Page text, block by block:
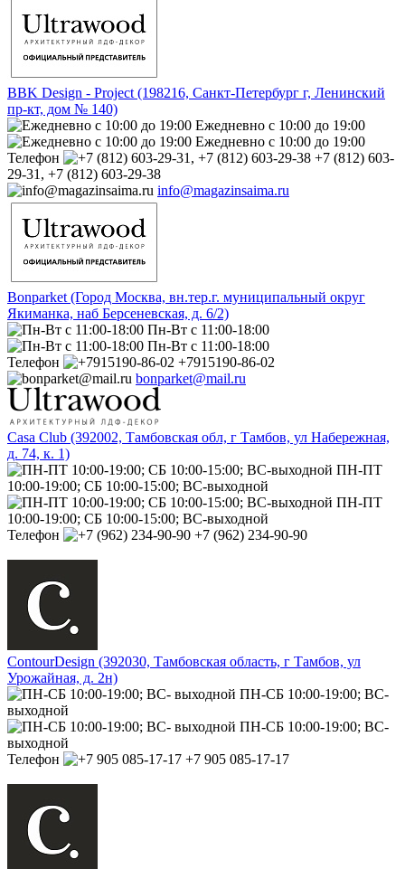
BBK Design - Project (198216, Санкт-Петербург г, Ленинский
пр-кт, дом № 140)
Ежедневно с 10:00 до 19:00
Ежедневно с 10:00 до 19:00
Телефон
+7 (812) 603-
29-31, +7 (812) 603-29-38
info@magazinsaima.ru
Bonparket (Город Москва, вн.тер.г. муниципальный округ
Якиманка, наб Берсеневская, д. 6/2)
Пн-Вт с 11:00-18:00
Пн-Вт с 11:00-18:00
Телефон
+7915190-86-02
bonparket@mail.ru
Casa Club (392002, Тамбовская обл, г Тамбов, ул Набережная,
д. 74, к. 1)
ПН-ПТ
10:00-19:00; СБ 10:00-15:00; ВС-выходной
ПН-ПТ
10:00-19:00; СБ 10:00-15:00; ВС-выходной
Телефон
+7 (962) 234-90-90
ContourDesign (392030, Тамбовская область, г Тамбов, ул
Урожайная, д. 2н)
ПН-СБ 10:00-19:00; ВС-
выходной
ПН-СБ 10:00-19:00; ВС-
выходной
Телефон
+7 905 085-17-17